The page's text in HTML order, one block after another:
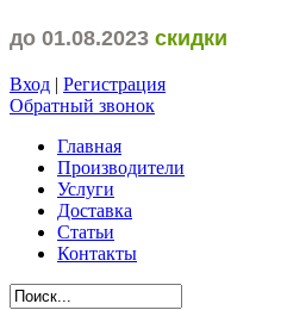
до 01.08.2023 скидки
Вход | Регистрация
Обратный звонок
Главная
Производители
Услуги
Доставка
Статьи
Контакты